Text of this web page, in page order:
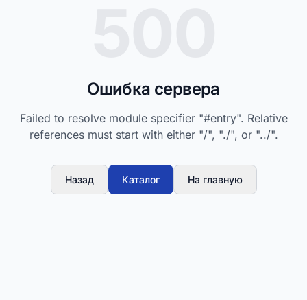
Ошибка сервера
Failed to resolve module specifier "#entry". Relative
references must start with either "/", "./", or "../".
Назад Каталог На главную